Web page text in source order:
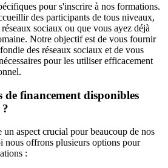
pour s'inscrire à nos formations.
des participants de tous niveaux,
sociaux ou que vous ayez déjà
Notre objectif est de vous fournir
des réseaux sociaux et de vous
pour les utiliser efficacement
de financement disponibles
un aspect crucial pour beaucoup de nos
nous offrons plusieurs options pour
: